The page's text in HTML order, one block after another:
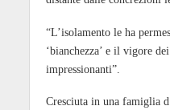
“L’isolamento le ha
‘bianchezza’ e il vigore
impressionanti”.
Cresciuta in una famiglia